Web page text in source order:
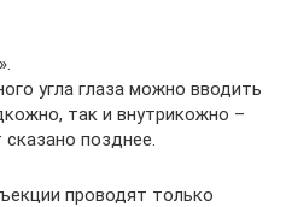
угла глаза можно вводить
так и внутрикожно –
позднее.
проводят только